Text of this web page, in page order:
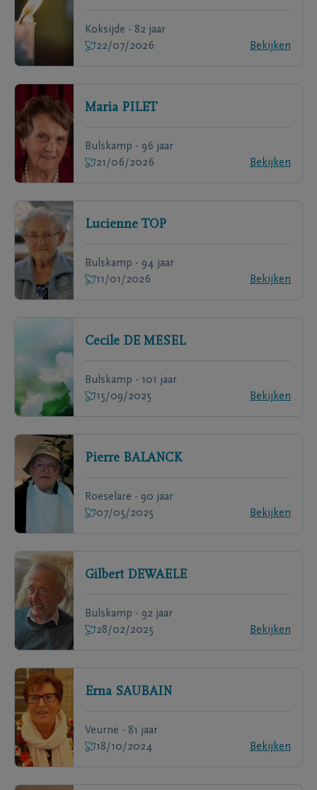
Koksijde - 82 jaar
22/07/2026
Bekijken
Maria PILET
Bulskamp - 96 jaar
21/06/2026
Bekijken
Lucienne TOP
Bulskamp - 94 jaar
11/01/2026
Bekijken
Cecile DE MESEL
Bulskamp - 101 jaar
15/09/2025
Bekijken
Pierre BALANCK
Roeselare - 90 jaar
07/05/2025
Bekijken
Gilbert DEWAELE
Bulskamp - 92 jaar
28/02/2025
Bekijken
Erna SAUBAIN
Veurne - 81 jaar
18/10/2024
Bekijken